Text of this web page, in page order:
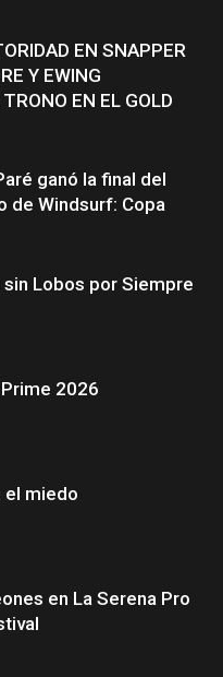
EN SNAPPER
Y EWING
EN EL GOLD
ganó la final del
de Windsurf: Copa
sin Lobos por Siempre
2026
el miedo
en La Serena Pro